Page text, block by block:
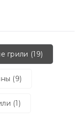
грили (19)
(9)
(1)